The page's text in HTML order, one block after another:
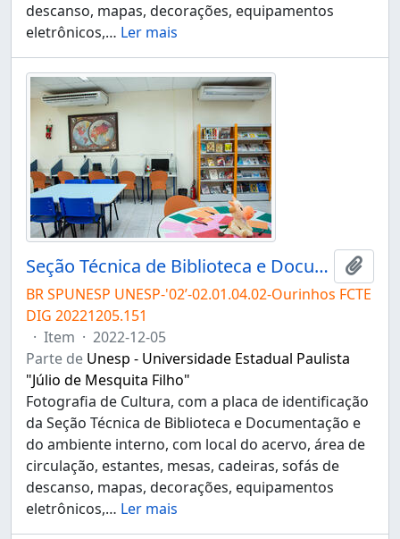
descanso, mapas, decorações, equipamentos
eletrônicos,… Ler mais
Seção Técnica de Biblioteca e Documentação do Campus de Ourinhos
BR SPUNESP UNESP-'02’-02.01.04.02-Ourinhos FCTE
DIG 20221205.151
· Item · 2022-12-05
Parte de Unesp - Universidade Estadual Paulista
"Júlio de Mesquita Filho"
Fotografia de Cultura, com a placa de identificação
da Seção Técnica de Biblioteca e Documentação e
do ambiente interno, com local do acervo, área de
circulação, estantes, mesas, cadeiras, sofás de
descanso, mapas, decorações, equipamentos
eletrônicos,… Ler mais